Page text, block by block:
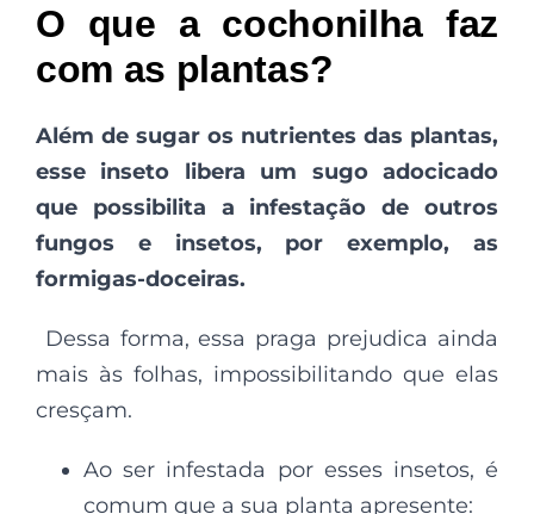
O que a cochonilha faz
com as plantas?
Além de sugar os nutrientes das plantas,
esse inseto libera um sugo adocicado
que possibilita a infestação de outros
fungos e insetos, por exemplo, as
formigas-doceiras.
Dessa forma, essa praga prejudica ainda
mais às folhas, impossibilitando que elas
cresçam.
Ao ser infestada por esses insetos, é
comum que a sua planta apresente: